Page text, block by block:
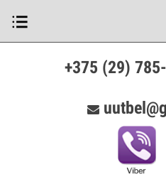
+375 (29)